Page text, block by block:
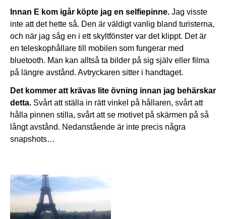
Innan E kom igår köpte jag en selfiepinne. Jag visste
inte att det hette så. Den är väldigt vanlig bland turisterna,
och när jag såg en i ett skyltfönster var det klippt. Det är
en teleskophållare till mobilen som fungerar med
bluetooth. Man kan alltså ta bilder på sig själv eller filma
på längre avstånd. Avtryckaren sitter i handtaget.
Det kommer att krävas lite övning innan jag behärskar
detta. Svårt att ställa in rätt vinkel på hållaren, svårt att
hålla pinnen stilla, svårt att se motivet på skärmen på så
långt avstånd. Nedanstående är inte precis några
snapshots…